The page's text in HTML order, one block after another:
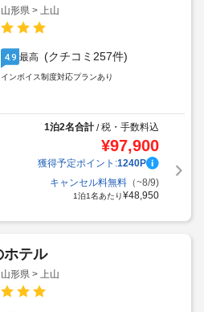
山形県 > 上山
4.9 最高 (クチコミ257件)
インボイス制度対応プランあり
1泊2名合計/税・手数料込
¥97,900
獲得予定ポイント:1240P
キャンセル料無料（~8/9)
1泊1名あたり¥48,950
ホテル
山形県 > 上山